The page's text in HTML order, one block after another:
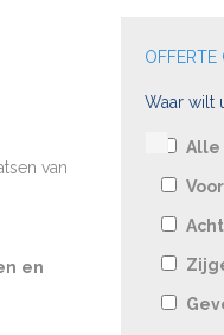
van
en
OFFERTE
Waar wilt
Alle